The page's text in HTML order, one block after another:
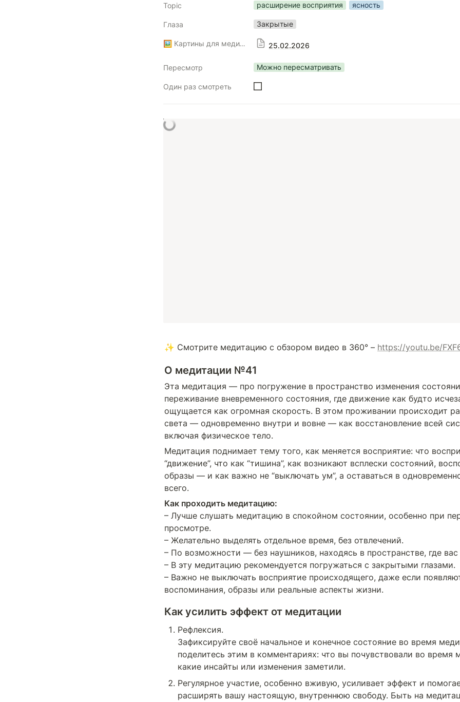
Topic расширение восприятия ясность
Глаза Закрытые
🖼️ Картины для медитаций 25.02.2026
Пересмотр Можно пересматривать
Один раз смотреть
✨ Смотрите медитацию с обзором видео в 360° – https://youtu.be/
О медитации №41
Эта медитация — про погружение в пространство изменения
переживание вневременного состояния, где движение как будто
ощущается как огромная скорость. В этом проживании происходит
света — одновременно внутри и вовне — как восстановление всей
включая физическое тело.
Медитация поднимает тему того, как меняется восприятие: что
“движение”, что как “тишина”, как возникают всплески состояний,
образы — и как важно не “выключать ум”, а оставаться в
всего.
Как проходить медитацию:
– Лучше слушать медитацию в спокойном состоянии, особенно при
просмотре.
– Желательно выделять отдельное время, без отвлечений.
– По возможности — без наушников, находясь в пространстве, где вас
– В эту медитацию рекомендуется погружаться с закрытыми глазами.
– Важно не выключать восприятие происходящего, даже если
воспоминания, образы или реальные аспекты жизни.
Как усилить эффект от медитации
Рефлексия.
Зафиксируйте своё начальное и конечное состояние во время
поделитесь этим в комментариях: что вы почувствовали во время
какие инсайты или изменения заметили.
Регулярное участие, особенно вживую, усиливает эффект и
расширять вашу настоящую, внутреннюю свободу. Быть на